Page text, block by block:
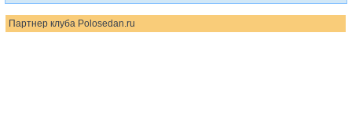
Партнер клуба Polosedan.ru